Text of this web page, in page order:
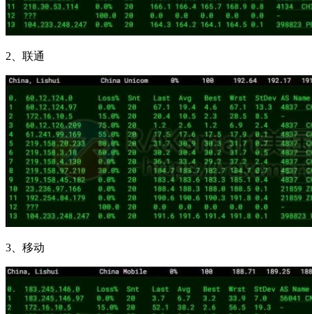
2、联通
3、移动